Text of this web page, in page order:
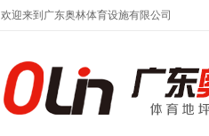
欢迎来到广东奥林体育设施有限公司